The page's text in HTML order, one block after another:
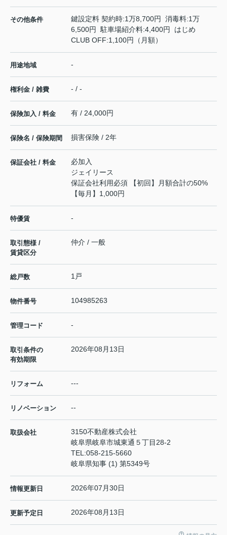
その他条件
鍵設定料 契約時:1万8,700円 消毒料:1万
6,500円 駐車場紹介料:4,400円 はじめ
CLUB OFF:1,100円（月額）
用途地域 -
権利金 / 雑費 - / -
保険加入 / 料金 有 / 24,000円
保険名 / 保険期間 損害保険 / 2年
保証会社 / 料金
必加入
ジェイリース
保証会社利用必須 【初回】月額合計の50%
【毎月】1,000円
特優賃 -
取引態様 /
賃貸区分
仲介 / 一般
総戸数 1戸
物件番号 104985263
管理コード -
取引条件の
有効期限
2026年08月13日
リフォーム ---
リノベーション --
取扱会社
3150不動産株式会社
岐阜県岐阜市城東通５丁目28-2
TEL:058-215-5660
岐阜県知事 (1) 第5349号
情報更新日 2026年07月30日
更新予定日 2026年08月13日